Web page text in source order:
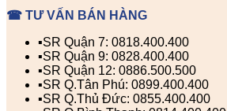
☎ TƯ VẤN BÁN HÀNG
▪️SR Quận 7: 0818.400.400
▪️SR Quận 9: 0828.400.400
▪️SR Quận 12: 0886.500.500
▪️SR Q.Tân Phú: 0899.400.400
▪️SR Q.Thủ Đức: 0855.400.400